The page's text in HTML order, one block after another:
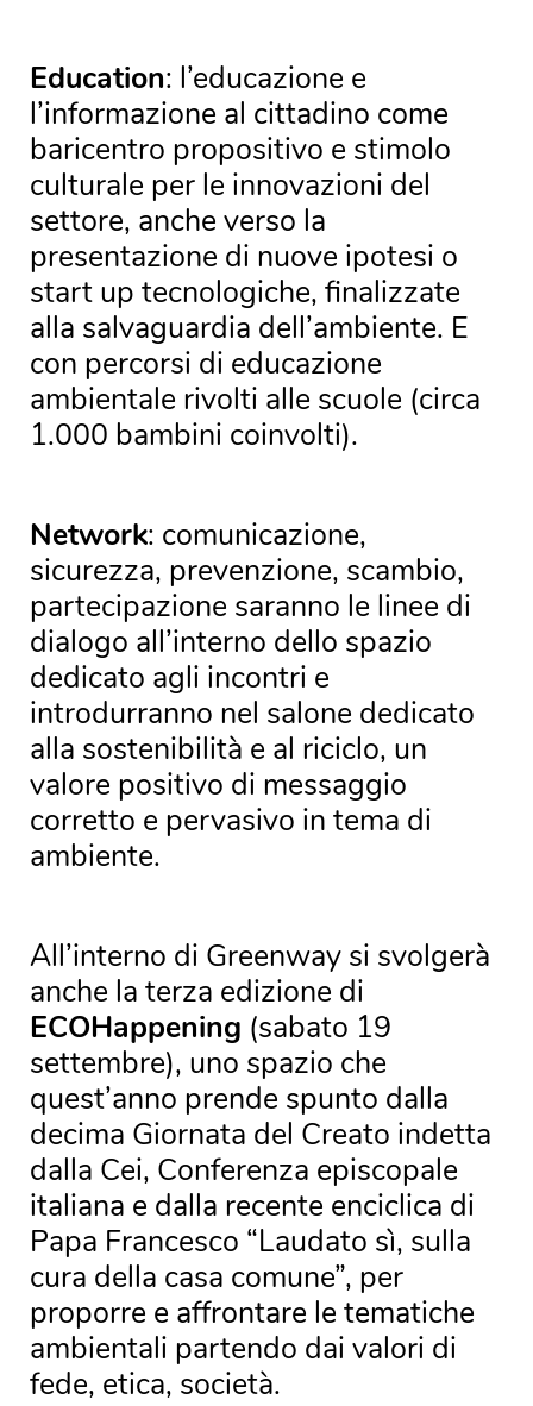
Education: l’educazione e
l’informazione al cittadino come
baricentro propositivo e stimolo
culturale per le innovazioni del
settore, anche verso la
presentazione di nuove ipotesi o
start up tecnologiche, finalizzate
alla salvaguardia dell’ambiente. E
con percorsi di educazione
ambientale rivolti alle scuole (circa
1.000 bambini coinvolti).
Network: comunicazione,
sicurezza, prevenzione, scambio,
partecipazione saranno le linee di
dialogo all’interno dello spazio
dedicato agli incontri e
introdurranno nel salone dedicato
alla sostenibilità e al riciclo, un
valore positivo di messaggio
corretto e pervasivo in tema di
ambiente.
All’interno di Greenway si svolgerà
anche la terza edizione di
ECOHappening (sabato 19
settembre), uno spazio che
quest’anno prende spunto dalla
decima Giornata del Creato indetta
dalla Cei, Conferenza episcopale
italiana e dalla recente enciclica di
Papa Francesco “Laudato sì, sulla
cura della casa comune”, per
proporre e affrontare le tematiche
ambientali partendo dai valori di
fede, etica, società.